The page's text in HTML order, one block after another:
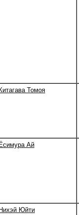
Китагава Томоя
Ёсимура Ай
Нихэй Юйти